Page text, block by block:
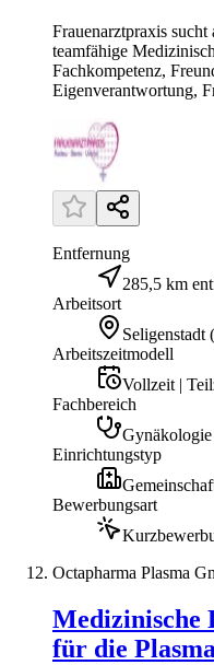
Frauenarztpraxis
teamfähige
Fachkompetenz,
Eigenverantwortung,
Entfernung
285,5 km
Arbeitsort
Seligenstadt (
Arbeitszeitmodell
Vollzeit |
Fachbereich
Gynäkologie
Einrichtungstyp
Bewerbungsart
Octapharma Plasma
Medizinische
für die